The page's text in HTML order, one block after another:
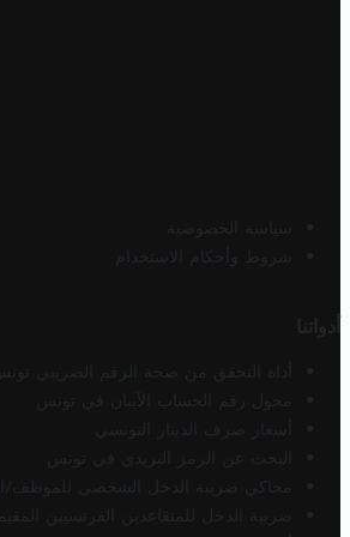
سياسة الخصوصية
شروط وأحكام الاستخدام
أدواتنا
أداة التحقق من صحة الرقم الضريبي تونس
محول رقم الحساب الآيبان في تونس
أسعار صرف الدينار التونسي
البحث عن الرمز البريدي في تونس
محاكي ضريبة الدخل الشخصي للموظف/
ضريبة الدخل للمتقاعدين الفرنسيين